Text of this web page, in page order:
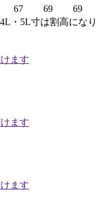
67 69
69
・5L寸は割高になり
ます
ます
ます